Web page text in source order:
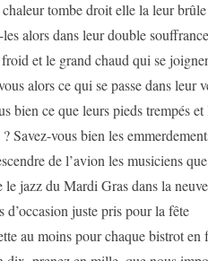
tombe droit elle la leur
alors dans leur double
et le grand chaud qui se
alors ce qui se passe dans leur
bien ce que leurs pieds trempés
Savez-vous bien les
de l’avion les musiciens
le jazz du Mardi Gras dans la
d’occasion juste pris pour la fête
au moins pour chaque bistrot en